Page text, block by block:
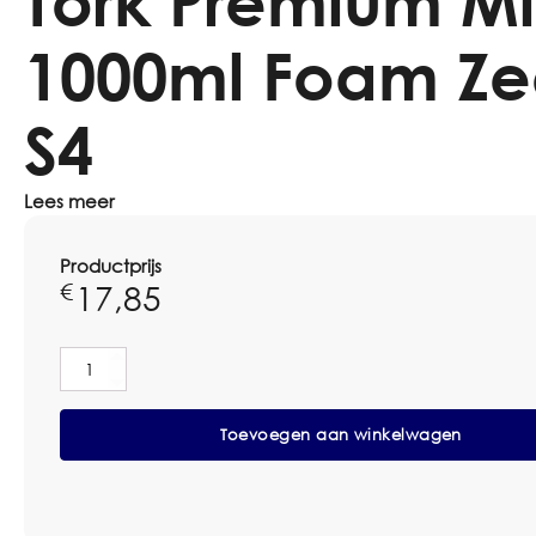
1000ml Foam
S4
Lees meer
Productprijs
€ 17,85
Premium
Mild
Foam
Toevoegen aan winkelwagen